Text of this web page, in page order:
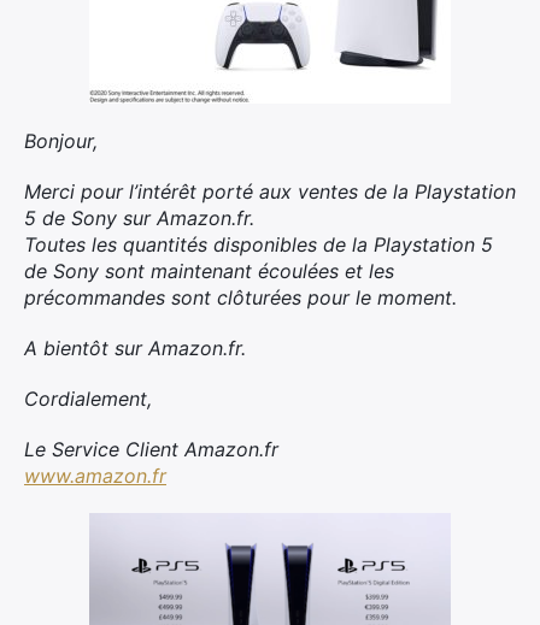
Bonjour,
Merci pour l’intérêt porté aux ventes de la Playstation
5 de Sony sur Amazon.fr.
Toutes les quantités disponibles de la Playstation 5
de Sony sont maintenant écoulées et les
précommandes sont clôturées pour le moment.
A bientôt sur Amazon.fr.
Cordialement,
Le Service Client Amazon.fr
www.amazon.fr